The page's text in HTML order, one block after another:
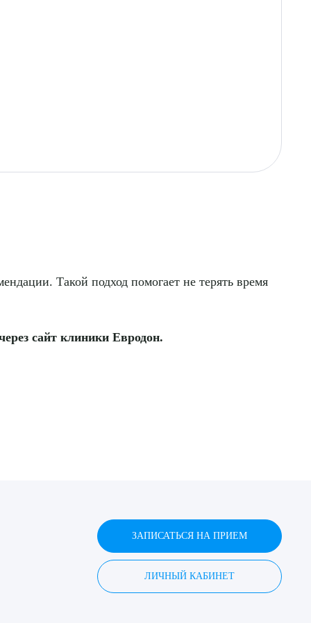
Такой подход помогает не терять время
сайт клиники Евродон.
ЗАПИСАТЬСЯ НА ПРИЕМ
ЛИЧНЫЙ КАБИНЕТ